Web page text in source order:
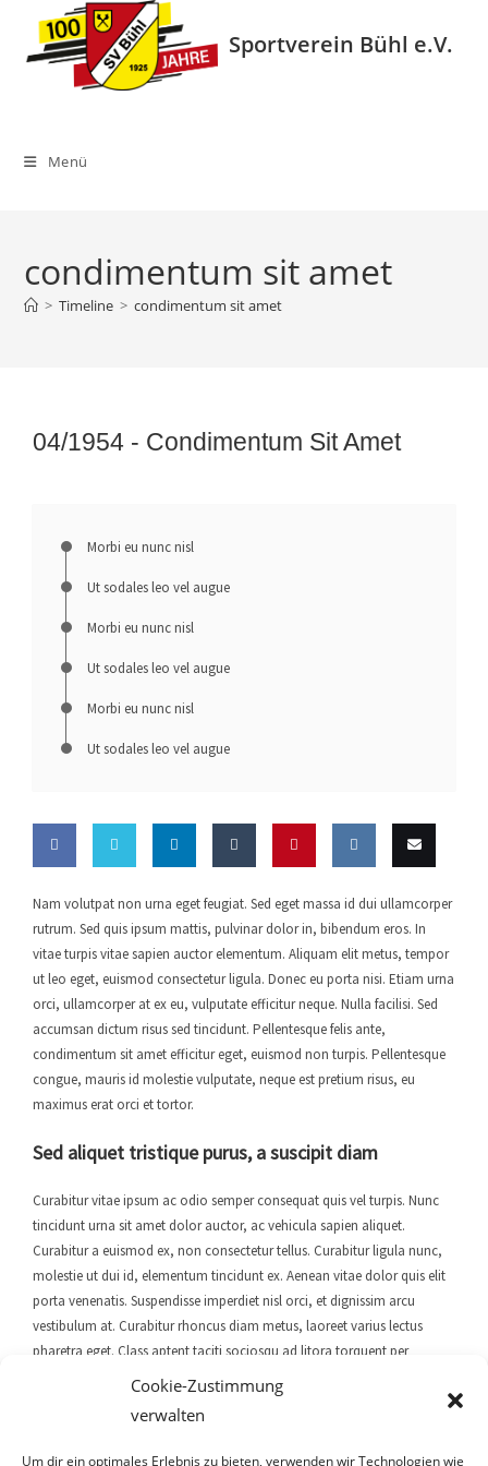
Cookie-Zustimmung
verwalten
Um dir ein optimales Erlebnis zu bieten, verwenden wir Technologien wie
Inhalt
springen
Sportverein Bühl e.V.
Menü
condimentum sit amet
> Timeline > condimentum sit amet
04/1954 - Condimentum Sit Amet
Morbi eu nunc nisl
Ut sodales leo vel augue
Morbi eu nunc nisl
Ut sodales leo vel augue
Morbi eu nunc nisl
Ut sodales leo vel augue
on
Facebo
ok
on
Twitter
on
LinkedI
n
on
Tumblr
on VK this
Nam volutpat non urna eget feugiat. Sed eget massa id dui ullamcorper
rutrum. Sed quis ipsum mattis, pulvinar dolor in, bibendum eros. In
vitae turpis vitae sapien auctor elementum. Aliquam elit metus, tempor
ut leo eget, euismod consectetur ligula. Donec eu porta nisi. Etiam urna
orci, ullamcorper at ex eu, vulputate efficitur neque. Nulla facilisi. Sed
accumsan dictum risus sed tincidunt. Pellentesque felis ante,
condimentum sit amet efficitur eget, euismod non turpis. Pellentesque
congue, mauris id molestie vulputate, neque est pretium risus, eu
maximus erat orci et tortor.
Sed aliquet tristique purus, a suscipit diam
Curabitur vitae ipsum ac odio semper consequat quis vel turpis. Nunc
tincidunt urna sit amet dolor auctor, ac vehicula sapien aliquet.
Curabitur a euismod ex, non consectetur tellus. Curabitur ligula nunc,
molestie ut dui id, elementum tincidunt ex. Aenean vitae dolor quis elit
porta venenatis. Suspendisse imperdiet nisl orci, et dignissim arcu
vestibulum at. Curabitur rhoncus diam metus, laoreet varius lectus
pharetra eget. Class aptent taciti sociosqu ad litora torquent per
conubia nostra, per inceptos himenaeos. Mauris lacus ante, pulvinar
sed dapibus eu, eleifend et tortor. Cras rutrum et odio vel vestibulum.
Proin feugiat orci vel nisi volutpat, in fermentum orci cursus. Aliquam